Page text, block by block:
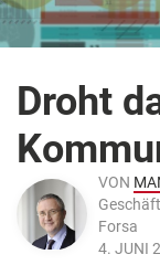
Droht
VON
Forsa
4. JUNI